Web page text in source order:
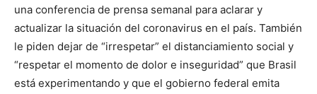
una conferencia de prensa semanal para aclarar y
actualizar la situación del coronavirus en el país. También
le piden dejar de “irrespetar” el distanciamiento social y
“respetar el momento de dolor e inseguridad” que Brasil
está experimentando y que el gobierno federal emita